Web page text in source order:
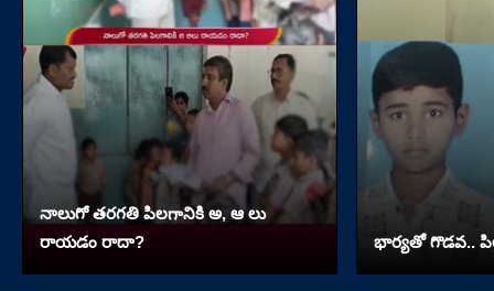
నాలుగో త‌ర‌గతి పిలగానికి అ, ఆ లు
రాయ‌డం రాదా?
భార్యతో గొడవ..